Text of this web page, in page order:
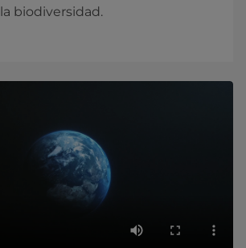
biodiversidad.